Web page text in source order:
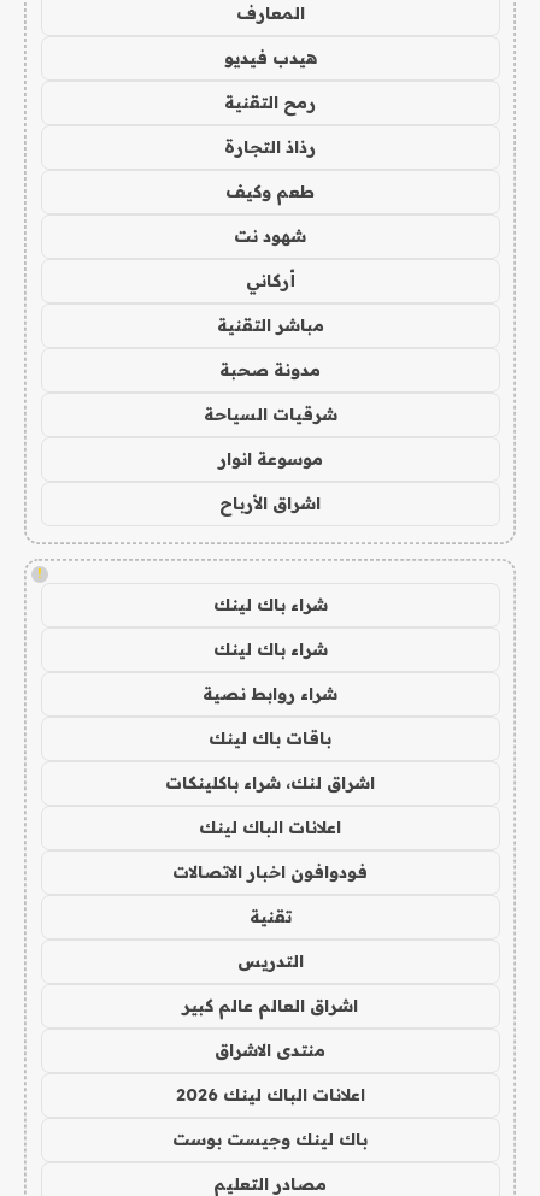
المعارف
هيدب فيديو
رمح التقنية
رذاذ التجارة
طعم وكيف
شهود نت
أركاني
مباشر التقنية
مدونة صحبة
شرقيات السياحة
موسوعة انوار
اشراق الأرباح
!
شراء باك لينك
شراء باك لينك
شراء روابط نصية
باقات باك لينك
اشراق لنك، شراء باكلينكات
اعلانات الباك لينك
فودوافون اخبار الاتصالات
تقنية
التدريس
اشراق العالم عالم كبير
منتدى الاشراق
اعلانات الباك لينك 2026
باك لينك وجيست بوست
مصادر التعليم